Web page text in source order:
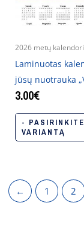
2026 metų
Laminuotas
jūsų nuotrauka
3.00€
- PASIRINKITE
VARIANTĄ
← 1 2